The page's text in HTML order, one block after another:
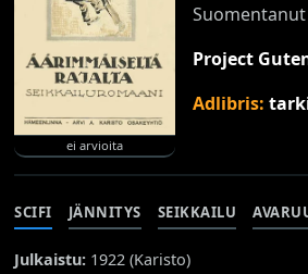
ei arvioita
Suomentanut
Project
Adlibris:
SCIFI JÄNNITYS SEIKKAILU
Julkaistu: 1922 (Karisto)